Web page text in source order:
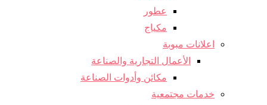
عطور
مكياج
اعلانات مبوبة
الأعمال التجارية والصناعة
مكائن ​​وأدوات الصناعة
خدمات مجتمعية